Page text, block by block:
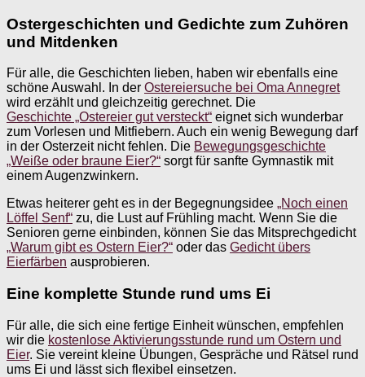
Ostergeschichten und Gedichte zum Zuhören
und Mitdenken
Für alle, die Geschichten lieben, haben wir ebenfalls eine
schöne Auswahl. In der Ostereiersuche bei Oma Annegret
wird erzählt und gleichzeitig gerechnet. Die
Geschichte „Ostereier gut versteckt“ eignet sich wunderbar
zum Vorlesen und Mitfiebern. Auch ein wenig Bewegung darf
in der Osterzeit nicht fehlen. Die Bewegungsgeschichte
„Weiße oder braune Eier?“ sorgt für sanfte Gymnastik mit
einem Augenzwinkern.
Etwas heiterer geht es in der Begegnungsidee „Noch einen
Löffel Senf“ zu, die Lust auf Frühling macht. Wenn Sie die
Senioren gerne einbinden, können Sie das Mitsprechgedicht
„Warum gibt es Ostern Eier?“ oder das Gedicht übers
Eierfärben ausprobieren.
Eine komplette Stunde rund ums Ei
Für alle, die sich eine fertige Einheit wünschen, empfehlen
wir die kostenlose Aktivierungsstunde rund um Ostern und
Eier. Sie vereint kleine Übungen, Gespräche und Rätsel rund
ums Ei und lässt sich flexibel einsetzen.